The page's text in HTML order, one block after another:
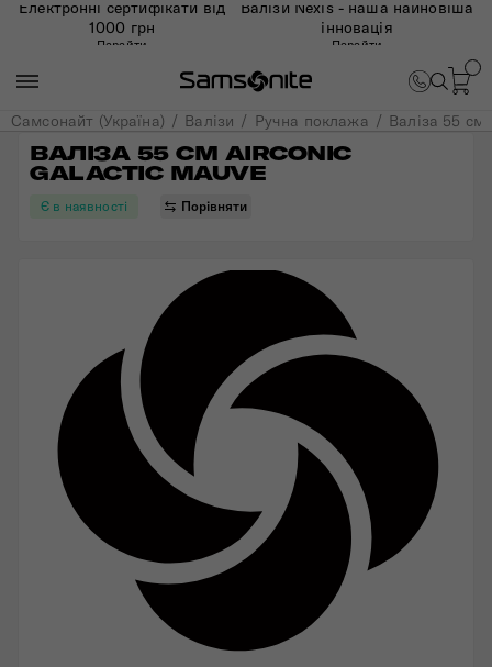
Електронні сертифікати від
1000 грн
Перейти
Валізи Nexis - наша найновіша
інновація
Перейти
Самсонайт (Україна) Валізи Ручна поклажа Валіза 55 см
Є в наявності Порівняти
ВАЛІЗА 55 СМ AIRCONIC
GALACTIC MAUVE